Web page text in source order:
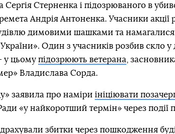
Сергія Стерненка і підозрюваного в
Андрія Антоненка. Учасники акції
димовими шашками та намагалися
Один з учасників розбив скло у
у цьому підозрюють ветерана ,
Владислава Сорда.
заявила про наміри ініціювати
«у найкоротший термін» через події
збитки через пошкодження